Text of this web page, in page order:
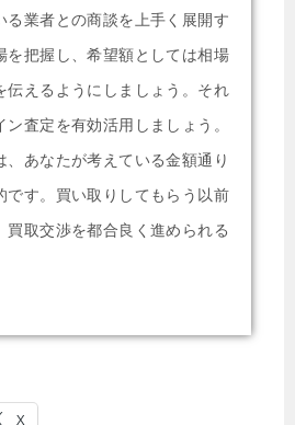
る業者との商談を上手く展開す
を把握し、希望額としては相場
伝えるようにしましょう。それ
査定を有効活用しましょう。
あなたが考えている金額通り
です。買い取りしてもらう以前
買取交渉を都合良く進められる
X